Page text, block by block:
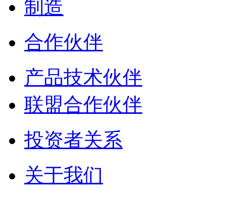
制造
合作伙伴
产品技术伙伴
联盟合作伙伴
投资者关系
关于我们